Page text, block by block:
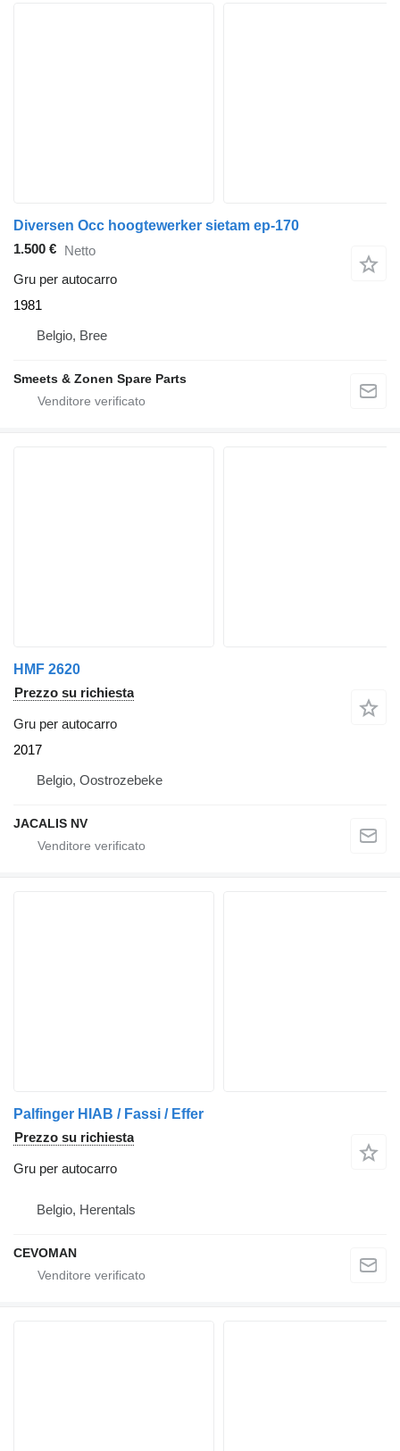
Diversen Occ hoogtewerker sietam ep-170
1.500 € Netto
Gru per autocarro
1981
Belgio, Bree
Smeets & Zonen Spare Parts
HMF 2620
Prezzo su richiesta
Gru per autocarro
2017
Belgio, Oostrozebeke
JACALIS NV
Palfinger HIAB / Fassi / Effer
Prezzo su richiesta
Gru per autocarro
Belgio, Herentals
CEVOMAN